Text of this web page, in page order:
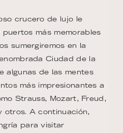
crucero de lujo le
más memorables
sumergiremos en la
Ciudad de la
algunas de las mentes
más impresionantes a
Strauss, Mozart, Freud,
otros. A continuación,
para visitar